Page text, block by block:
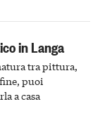
in Langa
tra pittura,
puoi
a casa